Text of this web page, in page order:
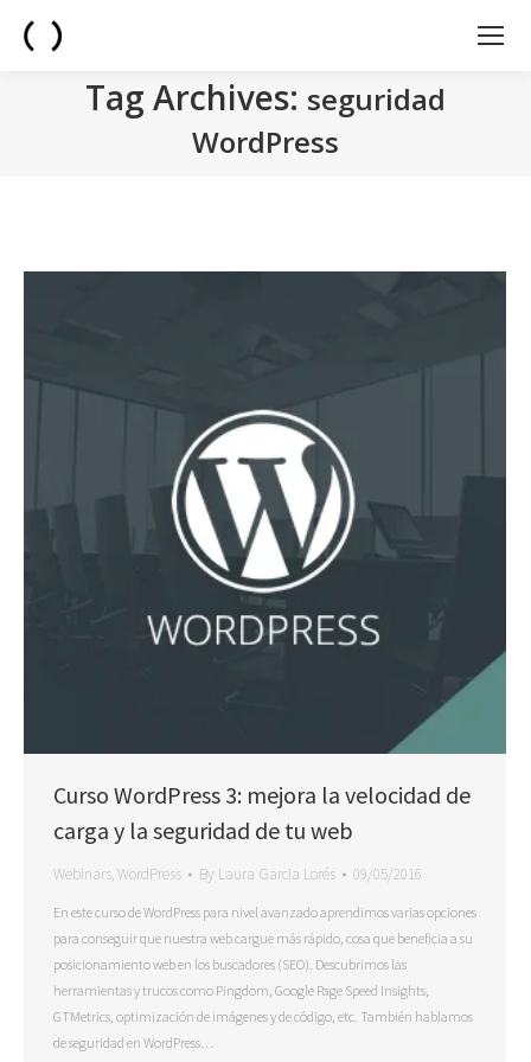
Tag Archives: seguridad
WordPress
Curso WordPress 3: mejora la velocidad de
carga y la seguridad de tu web
Webinars,WordPress By Laura Garcia Lorés 09/05/2016
En este curso de WordPress para nivel avanzado aprendimos varias opciones
para conseguir que nuestra web cargue más rápido, cosa que beneficia a su
posicionamiento web en los buscadores (SEO). Descubrimos las
herramientas y trucos como Pingdom, Google Page Speed Insights,
GTMetrics, optimización de imágenes y de código, etc. También hablamos
de seguridad en WordPress…